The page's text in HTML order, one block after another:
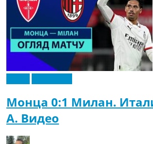
Монца 0:1 Милан.
A. Видео